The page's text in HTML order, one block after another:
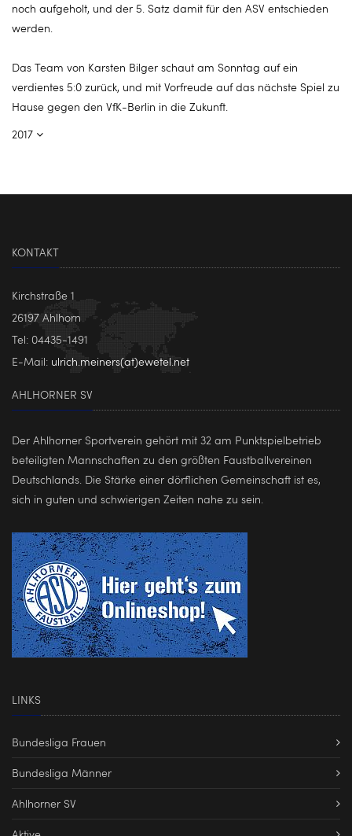
noch aufgeholt, und der 5. Satz damit für den ASV entschieden
werden.
Das Team von Karsten Bilger schaut am Sonntag auf ein
verdientes 5:0 zurück, und mit Vorfreude auf das nächste Spiel zu
Hause gegen den VfK-Berlin in die Zukunft.
2017
KONTAKT
Kirchstraße 1
26197 Ahlhorn
Tel: 04435-1491
E-Mail: ulrich.meiners(at)ewetel.net
AHLHORNER SV
Der Ahlhorner Sportverein gehört mit 32 am Punktspielbetrieb
beteiligten Mannschaften zu den größten Faustballvereinen
Deutschlands. Die Stärke einer dörflichen Gemeinschaft ist es,
sich in guten und schwierigen Zeiten nahe zu sein.
LINKS
Bundesliga Frauen
Bundesliga Männer
Ahlhorner SV